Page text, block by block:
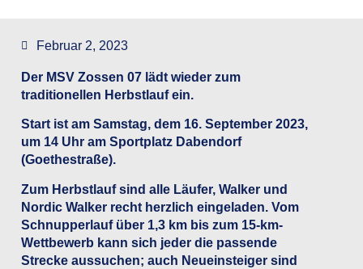
Februar 2, 2023
Der MSV Zossen 07 lädt wieder zum
traditionellen Herbstlauf ein.
Start ist am Samstag, dem 16. September 2023,
um 14 Uhr am Sportplatz Dabendorf
(Goethestraße).
Zum Herbstlauf sind alle Läufer, Walker und
Nordic Walker recht herzlich eingeladen. Vom
Schnupperlauf über 1,3 km bis zum 15-km-
Wettbewerb kann sich jeder die passende
Strecke aussuchen; auch Neueinsteiger sind